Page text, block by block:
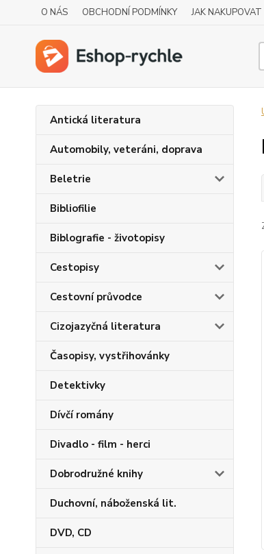
O NÁS OBCHODNÍ PODMÍNKY JAK NAKUPOVAT
Antická literatura
Automobily, veteráni, doprava
Beletrie
Bibliofilie
Biblografie - životopisy
Cestopisy
Cestovní průvodce
Cizojazyčná literatura
Časopisy, vystřihovánky
Detektivky
Dívčí romány
Divadlo - film - herci
Dobrodružné knihy
Duchovní, náboženská lit.
DVD, CD